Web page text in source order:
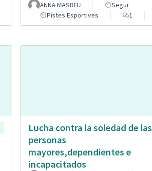
ANNA MASDEU
Segur
Pistes Esportives
1
Lucha contra la soledad de las
personas
mayores,dependientes e
incapacitados